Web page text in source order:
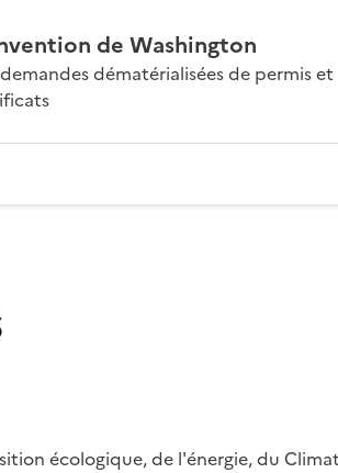
de Washington
dématérialisées de permis et
écologique, de l'énergie, du